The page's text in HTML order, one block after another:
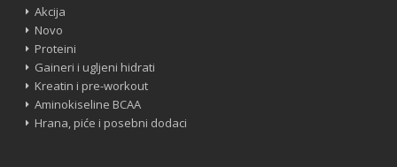
Akcija
Novo
Proteini
Gaineri i ugljeni hidrati
Kreatin i pre-workout
Aminokiseline BCAA
Hrana, piće i posebni dodaci